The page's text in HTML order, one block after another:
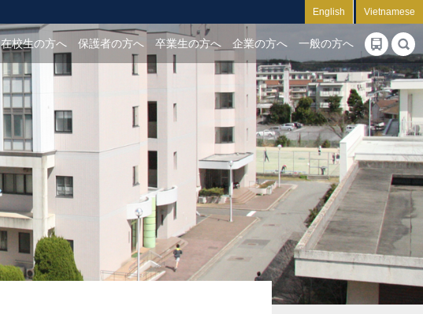
English Vietnamese
在校生の方へ 保護者の方へ 卒業生の方へ 企業の方へ 一般の方へ